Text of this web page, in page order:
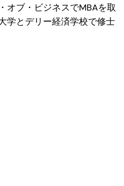
オブ・ビジネスでMBAを取
学とデリー経済学校で修士